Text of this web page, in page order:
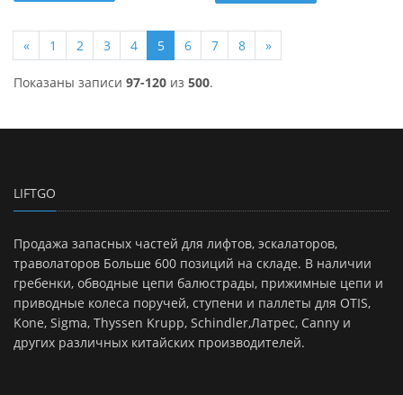
« 1 2 3 4 5 6 7 8 »
Показаны записи 97-120 из 500.
LIFTGO
Продажа запасных частей для лифтов, эскалаторов,
траволаторов Больше 600 позиций на складе. В наличии
гребенки, обводные цепи балюстрады, прижимные цепи и
приводные колеса поручей, ступени и паллеты для OTIS,
Kone, Sigma, Thyssen Krupp, Schindler,Латрес, Canny и
других различных китайских производителей.